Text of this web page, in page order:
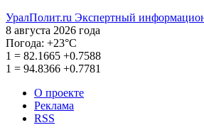
УралПолит.ru Экспертный
8 августа 2026 года
Погода: +23°С
1 = 82.1665 +0.7588
1 = 94.8366 +0.7781
О проекте
Реклама
RSS